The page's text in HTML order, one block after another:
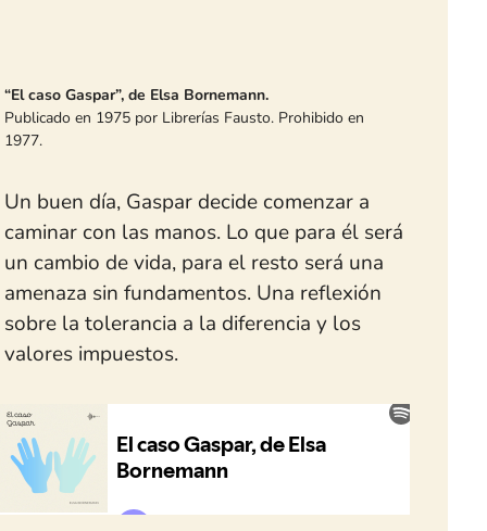
“El caso Gaspar”, de Elsa Bornemann.
Publicado en 1975 por Librerías Fausto. Prohibido en
1977.
Un buen día, Gaspar decide comenzar a
caminar con las manos. Lo que para él será
un cambio de vida, para el resto será una
amenaza sin fundamentos. Una reflexión
sobre la tolerancia a la diferencia y los
valores impuestos.